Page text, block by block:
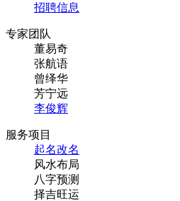
招聘信息
专家团队
董易奇
张航语
曾绎华
芳宁远
李俊辉
服务项目
起名改名
风水布局
八字预测
择吉旺运